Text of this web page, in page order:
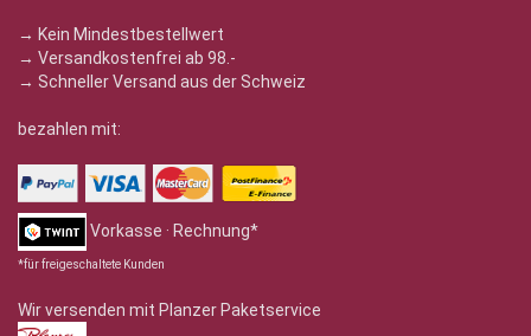
→ Kein Mindestbestellwert
→ Versandkostenfrei ab 98.-
→ Schneller Versand aus der Schweiz
bezahlen mit:
Vorkasse · Rechnung*
*für freigeschaltete Kunden
Wir versenden mit Planzer Paketservice